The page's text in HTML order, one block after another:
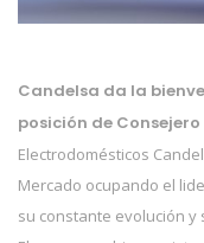
Candelsa da la
posición de
Electrodomésticos
Mercado ocupando el
su constante evolución y